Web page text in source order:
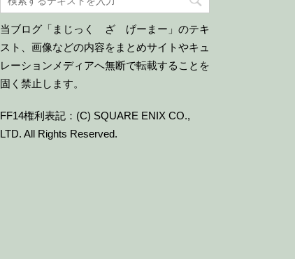
当ブログ「まじっく ざ げーまー」のテキ
スト、画像などの内容をまとめサイトやキュ
レーションメディアへ無断で転載することを
固く禁止します。
FF14権利表記：(C) SQUARE ENIX CO.,
LTD. All Rights Reserved.